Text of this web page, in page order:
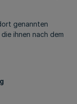
genannten
ihnen nach dem